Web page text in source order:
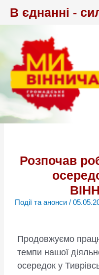
В єднанні -
Розпочав
Події та анонси/
Продовжуємо
темпи нашої
осередок у